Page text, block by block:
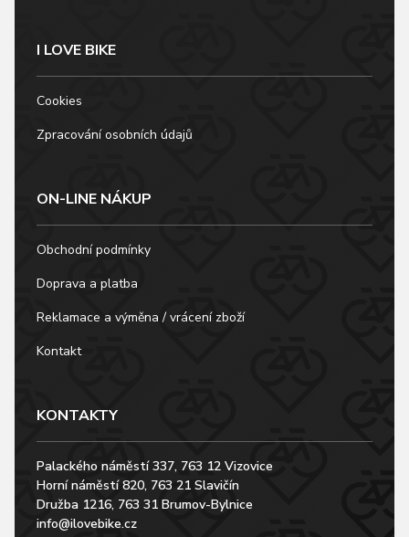
I LOVE BIKE
Cookies
Zpracování osobních údajů
ON-LINE NÁKUP
Obchodní podmínky
Doprava a platba
Reklamace a výměna / vrácení zboží
Kontakt
KONTAKTY
Palackého náměstí 337, 763 12 Vizovice
Horní náměstí 820, 763 21 Slavičín
Družba 1216, 763 31 Brumov-Bylnice
info@ilovebike.cz